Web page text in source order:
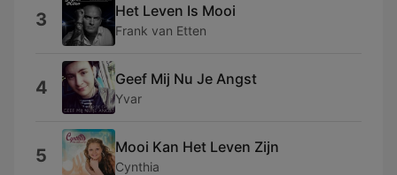
3 Het Leven Is Mooi
Frank van Etten
4 Geef Mij Nu Je Angst
Yvar
5 Mooi Kan Het Leven Zijn
Cynthia